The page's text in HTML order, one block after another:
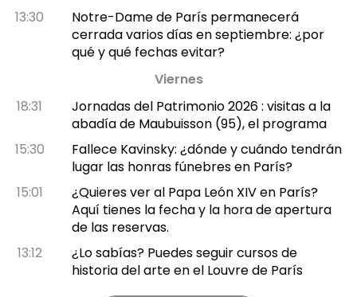
13:30
Notre-Dame de París permanecerá
cerrada varios días en septiembre: ¿por
qué y qué fechas evitar?
Viernes
18:31
Jornadas del Patrimonio 2026 : visitas a la
abadía de Maubuisson (95), el programa
15:30
Fallece Kavinsky: ¿dónde y cuándo tendrán
lugar las honras fúnebres en París?
15:01
¿Quieres ver al Papa León XIV en París?
Aquí tienes la fecha y la hora de apertura
de las reservas.
13:12
¿Lo sabías? Puedes seguir cursos de
historia del arte en el Louvre de París